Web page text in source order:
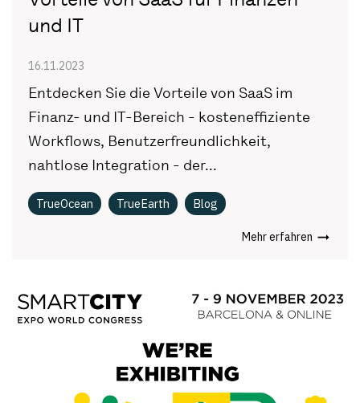
und IT
16.11.2023
Entdecken Sie die Vorteile von SaaS im
Finanz- und IT-Bereich - kosteneffiziente
Workflows, Benutzerfreundlichkeit,
nahtlose Integration - der...
TrueOcean TrueEarth Blog
Mehr erfahren